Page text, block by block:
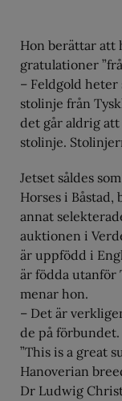
Hon berättar att
gratulationer
– Feldgold
stolinje från
det går aldrig att
stolinje.
Jetset såldes
Horses i Båstad,
annat
auktionen i
är uppfödd i
är födda utanför
menar hon.
– Det är
de på förbundet.
”This is a great
Hanoverian
Dr Ludwig